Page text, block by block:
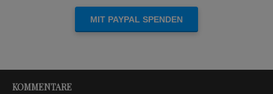
Einmalige Spende
KOMMENTARE